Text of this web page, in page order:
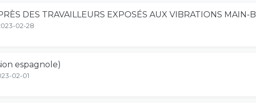
DES TRAVAILLEURS EXPOSÉS AUX VIBRATIONS MAIN-
02-28
espagnole)
02-01